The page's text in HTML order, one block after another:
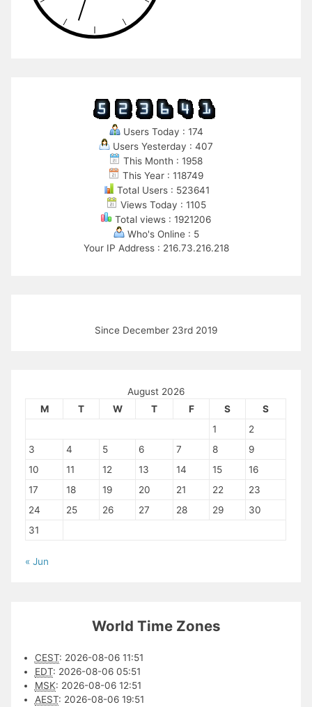
Users Today : 174
Users Yesterday : 407
This Month : 1958
This Year : 118749
Total Users : 523641
Views Today : 1105
Total views : 1921206
Who's Online : 5
Your IP Address : 216.73.216.218
Since December 23rd 2019
August 2026
M
T W T F S
S
1
2
3
4 5 6 7 8
9
10
11 12 13 14 15
16
17
18 19 20 21 22
23
24
25 26 27 28 29
30
31
« Jun
World Time Zones
CEST: 2026-08-06 11:51
EDT: 2026-08-06 05:51
MSK: 2026-08-06 12:51
AEST: 2026-08-06 19:51